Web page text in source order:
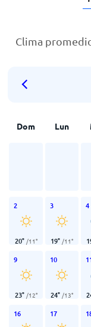
Clima
Dom Lun
2
20° /11°
3
19° /11°
4
9
23° /12°
10
24° /13°
16 17